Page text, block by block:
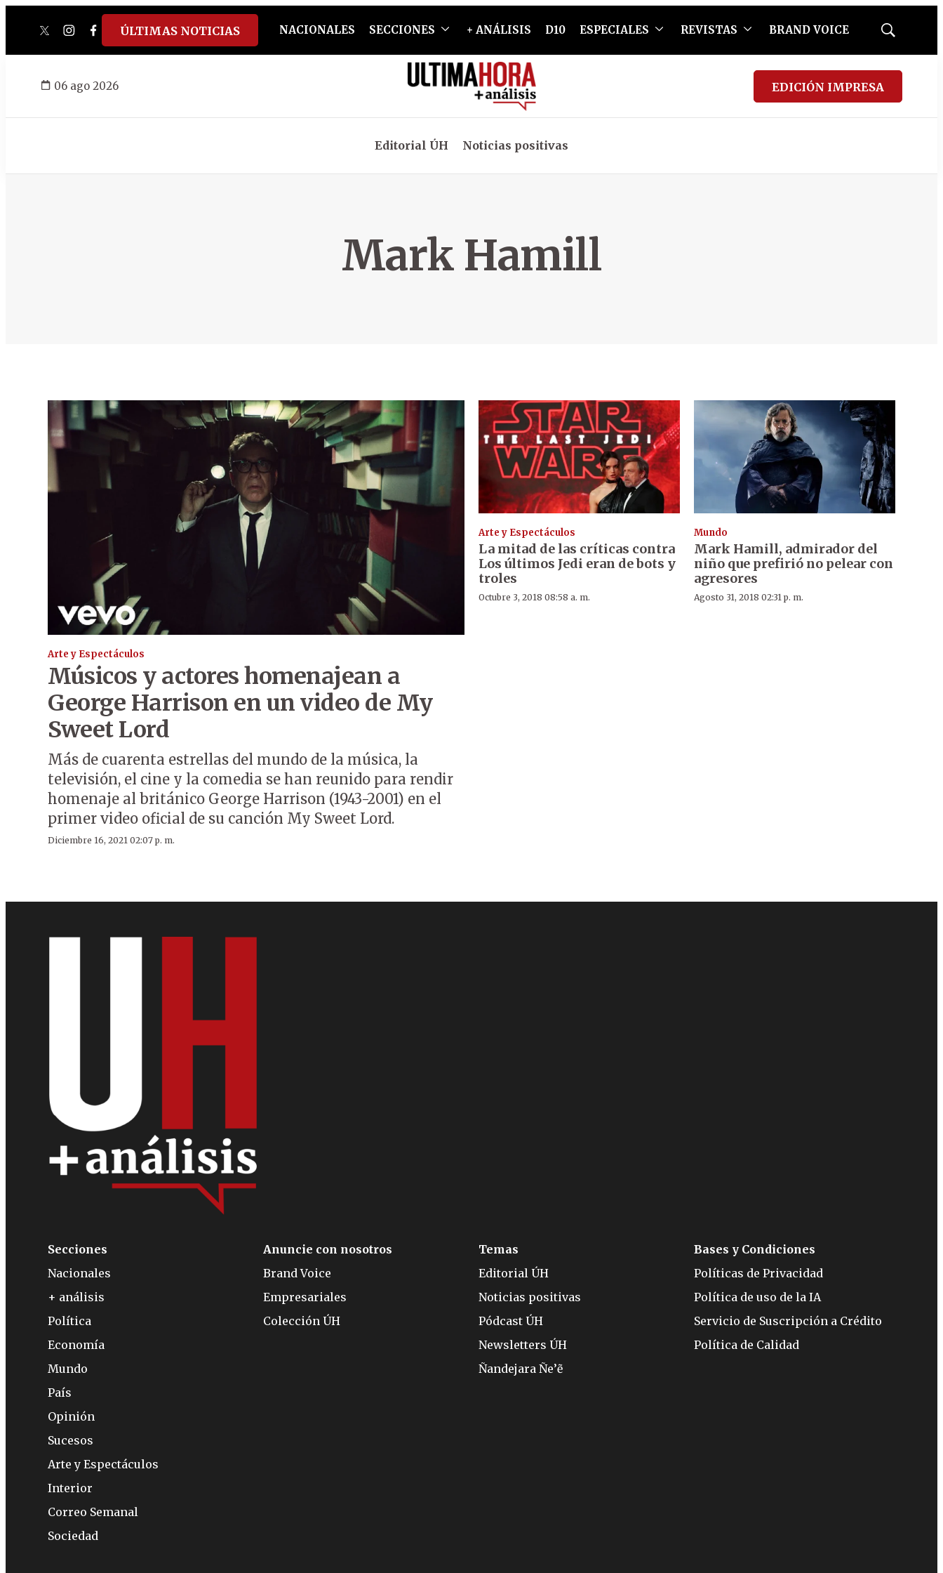
twitterinstagram
facebook
tiktokyoutube
spotify
ÚLTIMAS NOTICIAS NACIONALES SECCIONES + ANÁLISIS D10 ESPECIALES REVISTAS BRAND VOICE
Mostrar
06 ago 2026 EDICIÓN IMPRESA
Editorial ÚH Noticias positivas
Mark Hamill
Arte y Espectáculos
Músicos y actores homenajean a
George Harrison en un video de My
Sweet Lord
Más de cuarenta estrellas del mundo de la música, la
televisión, el cine y la comedia se han reunido para rendir
homenaje al británico George Harrison (1943-2001) en el
primer video oficial de su canción My Sweet Lord.
Diciembre 16, 2021 02:07 p. m.
Arte y Espectáculos
La mitad de las críticas contra
Los últimos Jedi eran de bots y
troles
Octubre 3, 2018 08:58 a. m.
Mundo
Mark Hamill, admirador del
niño que prefirió no pelear con
agresores
Agosto 31, 2018 02:31 p. m.
Secciones
Nacionales
+ análisis
Política
Economía
Mundo
País
Opinión
Sucesos
Arte y Espectáculos
Interior
Correo Semanal
Sociedad
Anuncie con nosotros
Brand Voice
Empresariales
Colección ÚH
Temas
Editorial ÚH
Noticias positivas
Pódcast ÚH
Newsletters ÚH
Ñandejara Ñe’ẽ
Bases y Condiciones
Políticas de Privacidad
Política de uso de la IA
Servicio de Suscripción a Crédito
Política de Calidad